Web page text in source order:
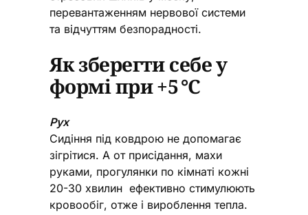
перевантаженням нервової системи
та відчуттям безпорадності.
Як зберегти себе у
формі при +5 °C
Рух
Сидіння під ковдрою не допомагає
зігрітися. А от присідання, махи
руками, прогулянки по кімнаті кожні
20-30 хвилин ефективно стимулюють
кровообіг, отже і вироблення тепла.